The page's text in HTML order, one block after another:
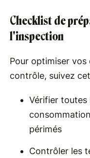
Checklist de
l'inspection
Pour optimiser vos
contrôle, suivez
Vérifier toutes
périmés
Contrôler les